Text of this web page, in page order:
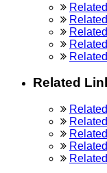
Related